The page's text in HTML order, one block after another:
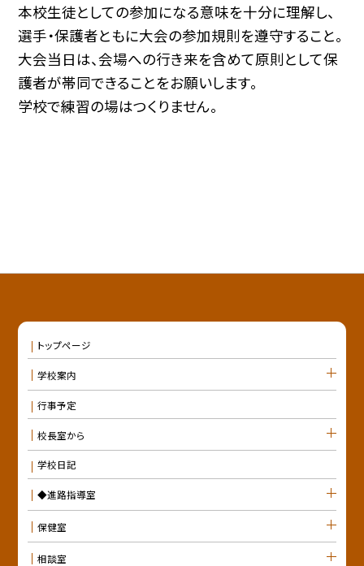
本校生徒としての参加になる意味を十分に理解し、
選手・保護者ともに大会の参加規則を遵守すること。
大会当日は、会場への行き来を含めて原則として保
護者が帯同できることをお願いします。
学校で練習の場はつくりません。
トップページ
学校案内
行事予定
校長室から
学校日記
◆進路指導室
保健室
相談室